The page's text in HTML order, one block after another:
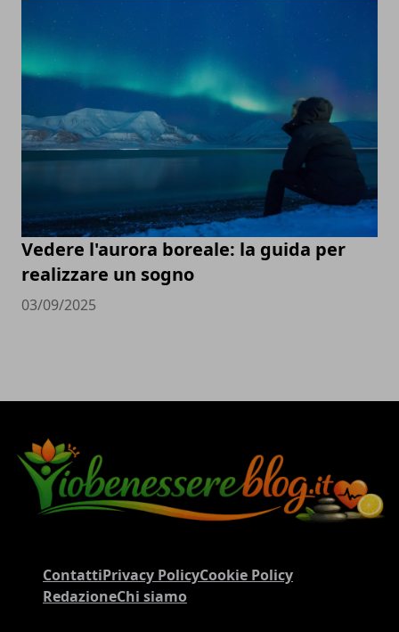
Vedere l'aurora boreale: la guida per
realizzare un sogno
03/09/2025
ContattiPrivacy PolicyCookie Policy
RedazioneChi siamo